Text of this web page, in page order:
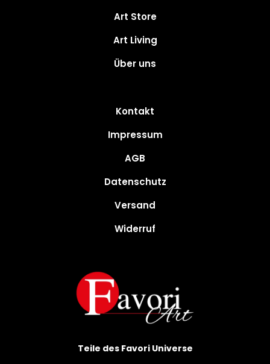
Art Store
Art Living
Über uns
Kontakt
Impressum
AGB
Datenschutz
Versand
Widerruf
Teile des Favori Universe